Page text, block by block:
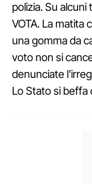
polizia. Su
VOTA. La matita
una gomma da
voto non si
denunciate
Lo Stato si